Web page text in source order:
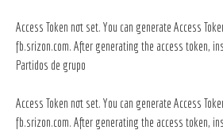
Access Token not set. You can generate Access
fb.srizon.com . After generating the access token,
Partidos de grupo
Access Token not set. You can generate Access
fb.srizon.com . After generating the access token,